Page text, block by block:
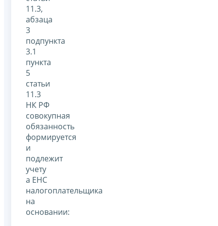
11.3,
абзаца
3
подпункта
3.1
пункта
5
статьи
11.3
НК РФ
совокупная
обязанность
формируется
и
подлежит
учету
а ЕНС
налогоплательщика
на
основании: